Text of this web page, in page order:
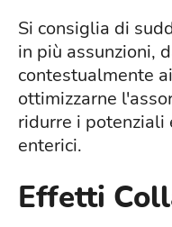
Si consiglia di
in più assunzioni,
contestualmente
ottimizzarne
ridurre i
enterici.
Effetti